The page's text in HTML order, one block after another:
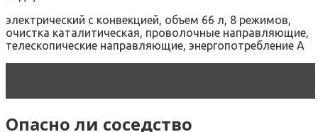
электрический с конвекцией, объем 66 л, 8 режимов,
очистка каталитическая, проволочные направляющие,
телескопические направляющие, энергопотребление A
Опасно ли соседство